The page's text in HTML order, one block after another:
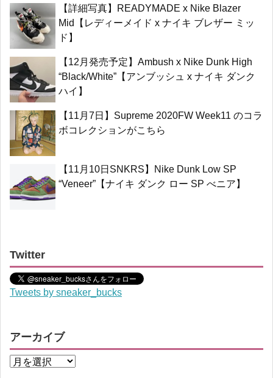
【詳細写真】READYMADE x Nike Blazer
Mid【レディーメイド x ナイキ ブレザー ミッ
ド】
【12月発売予定】Ambush x Nike Dunk High
“Black/White”【アンブッシュ x ナイキ ダンク
ハイ】
【11月7日】Supreme 2020FW Week11 のコラ
ボコレクションがこちら
【11月10日SNKRS】Nike Dunk Low SP
“Veneer”【ナイキ ダンク ロー SP べニア】
Twitter
Tweets by sneaker_bucks
アーカイブ